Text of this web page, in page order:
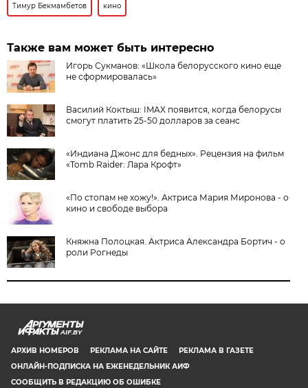
Тимур Бекмамбетов кино
Также вам может быть интересно
Игорь Сукманов: «Школа белорусского кино еще
не сформировалась»
Василий Коктыш: IMAX появится, когда белорусы
смогут платить 25-50 долларов за сеанс
«Индиана Джонс для бедных». Рецензия на фильм
«Tomb Raider: Лара Крофт»
«По стопам не хожу!». Актриса Мария Миронова - о
кино и свободе выбора
Княжна Полоцкая. Актриса Александра Бортич - о
роли Рогнеды
AIF.BY
АРХИВ НОМЕРОВ РЕКЛАМА НА САЙТЕ
РЕКЛАМА В ГАЗЕТЕ
ОНЛАЙН-ПОДПИСКА НА ЕЖЕНЕДЕЛЬНИК АИФ
СООБЩИТЬ В РЕДАКЦИЮ ОБ ОШИБКЕ